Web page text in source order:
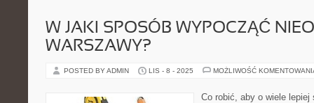
W JAKI SPOSÓB WYPOCZĄĆ
WARSZAWY?
POSTED BY ADMIN LIS - 8 - 2025 MOŻLIWOŚĆ
Co robić, aby o wiele